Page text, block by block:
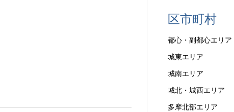
区市町村
都心・副都心エリア
城東エリア
城南エリア
城北・城西エリア
多摩北部エリア